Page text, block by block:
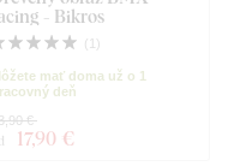
- Bikros
( 1)
mať doma už o 1
deň
17,90 €
€